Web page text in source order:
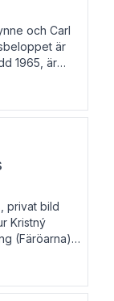
och Carl
är
1965, är
i antikens
privat bild
Kristný
(Färöarna)
med
upp på
och